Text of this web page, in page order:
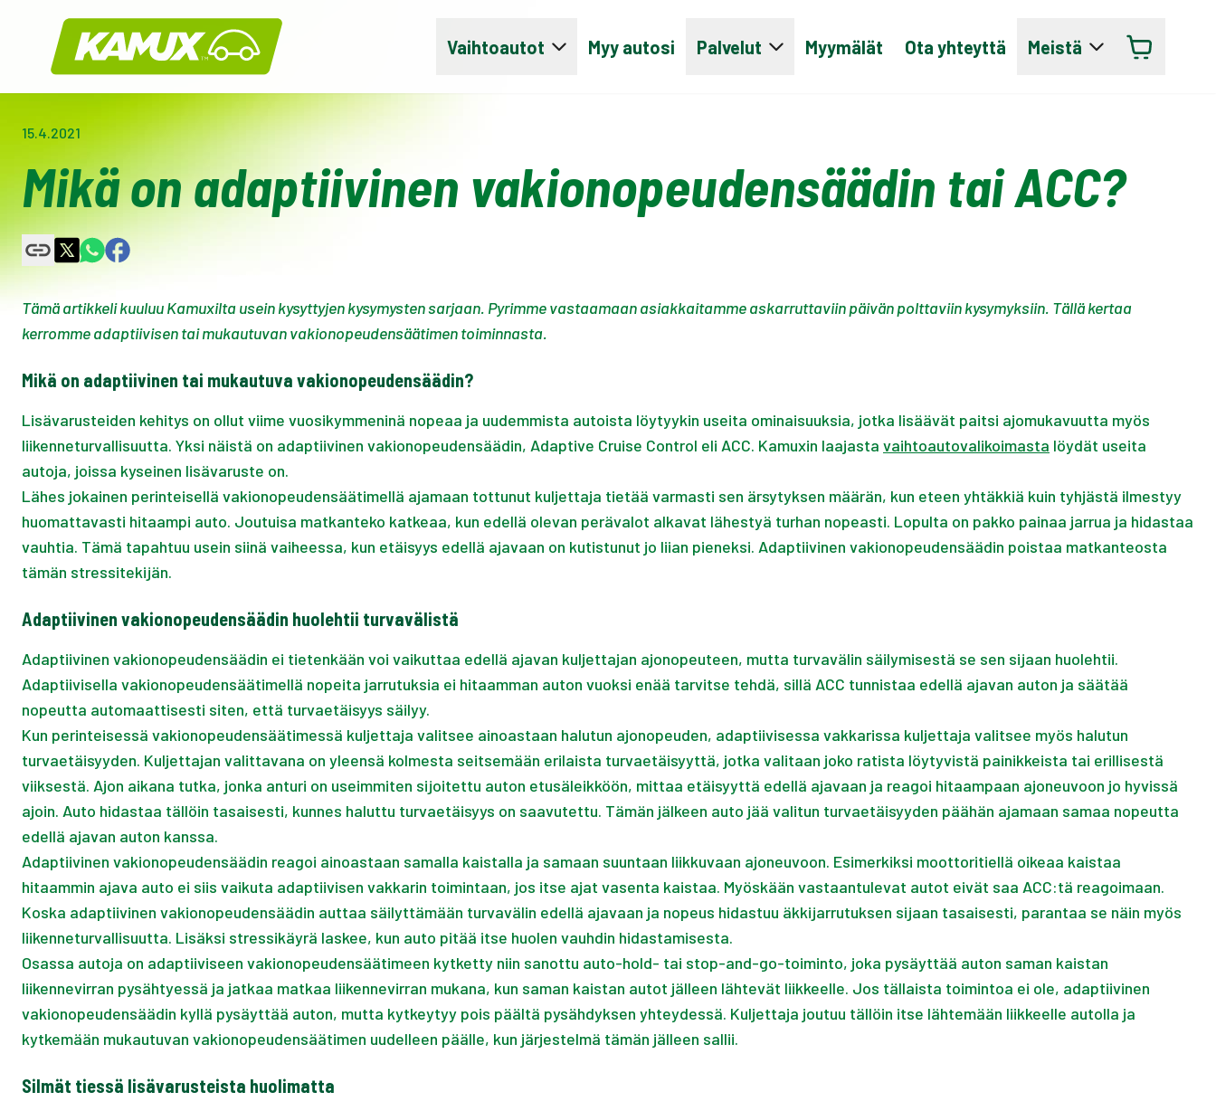
Kamux
Vaihtoautot Myy autosi Palvelut Myymälät Ota yhteyttä Meistä
15.4.2021
Mikä on adaptiivinen vakionopeudensäädin tai ACC?
Tämä artikkeli kuuluu Kamuxilta usein kysyttyjen kysymysten sarjaan. Pyrimme vastaamaan asiakkaitamme askarruttaviin päivän polttaviin kysymyksiin. Tällä kertaa
kerromme adaptiivisen tai mukautuvan vakionopeudensäätimen toiminnasta.
Mikä on adaptiivinen tai mukautuva vakionopeudensäädin?
Lisävarusteiden kehitys on ollut viime vuosikymmeninä nopeaa ja uudemmista autoista löytyykin useita ominaisuuksia, jotka lisäävät paitsi ajomukavuutta myös
liikenneturvallisuutta. Yksi näistä on adaptiivinen vakionopeudensäädin, Adaptive Cruise Control eli ACC. Kamuxin laajasta vaihtoautovalikoimasta löydät useita
autoja, joissa kyseinen lisävaruste on.
Lähes jokainen perinteisellä vakionopeudensäätimellä ajamaan tottunut kuljettaja tietää varmasti sen ärsytyksen määrän, kun eteen yhtäkkiä kuin tyhjästä ilmestyy
huomattavasti hitaampi auto. Joutuisa matkanteko katkeaa, kun edellä olevan perävalot alkavat lähestyä turhan nopeasti. Lopulta on pakko painaa jarrua ja hidastaa
vauhtia. Tämä tapahtuu usein siinä vaiheessa, kun etäisyys edellä ajavaan on kutistunut jo liian pieneksi. Adaptiivinen vakionopeudensäädin poistaa matkanteosta
tämän stressitekijän.
Adaptiivinen vakionopeudensäädin huolehtii turvavälistä
Adaptiivinen vakionopeudensäädin ei tietenkään voi vaikuttaa edellä ajavan kuljettajan ajonopeuteen, mutta turvavälin säilymisestä se sen sijaan huolehtii.
Adaptiivisella vakionopeudensäätimellä nopeita jarrutuksia ei hitaamman auton vuoksi enää tarvitse tehdä, sillä ACC tunnistaa edellä ajavan auton ja säätää
nopeutta automaattisesti siten, että turvaetäisyys säilyy.
Kun perinteisessä vakionopeudensäätimessä kuljettaja valitsee ainoastaan halutun ajonopeuden, adaptiivisessa vakkarissa kuljettaja valitsee myös halutun
turvaetäisyyden. Kuljettajan valittavana on yleensä kolmesta seitsemään erilaista turvaetäisyyttä, jotka valitaan joko ratista löytyvistä painikkeista tai erillisestä
viiksestä. Ajon aikana tutka, jonka anturi on useimmiten sijoitettu auton etusäleikköön, mittaa etäisyyttä edellä ajavaan ja reagoi hitaampaan ajoneuvoon jo hyvissä
ajoin. Auto hidastaa tällöin tasaisesti, kunnes haluttu turvaetäisyys on saavutettu. Tämän jälkeen auto jää valitun turvaetäisyyden päähän ajamaan samaa nopeutta
edellä ajavan auton kanssa.
Adaptiivinen vakionopeudensäädin reagoi ainoastaan samalla kaistalla ja samaan suuntaan liikkuvaan ajoneuvoon. Esimerkiksi moottoritiellä oikeaa kaistaa
hitaammin ajava auto ei siis vaikuta adaptiivisen vakkarin toimintaan, jos itse ajat vasenta kaistaa. Myöskään vastaantulevat autot eivät saa ACC:tä reagoimaan.
Koska adaptiivinen vakionopeudensäädin auttaa säilyttämään turvavälin edellä ajavaan ja nopeus hidastuu äkkijarrutuksen sijaan tasaisesti, parantaa se näin myös
liikenneturvallisuutta. Lisäksi stressikäyrä laskee, kun auto pitää itse huolen vauhdin hidastamisesta.
Osassa autoja on adaptiiviseen vakionopeudensäätimeen kytketty niin sanottu auto-hold- tai stop-and-go-toiminto, joka pysäyttää auton saman kaistan
liikennevirran pysähtyessä ja jatkaa matkaa liikennevirran mukana, kun saman kaistan autot jälleen lähtevät liikkeelle. Jos tällaista toimintoa ei ole, adaptiivinen
vakionopeudensäädin kyllä pysäyttää auton, mutta kytkeytyy pois päältä pysähdyksen yhteydessä. Kuljettaja joutuu tällöin itse lähtemään liikkeelle autolla ja
kytkemään mukautuvan vakionopeudensäätimen uudelleen päälle, kun järjestelmä tämän jälleen sallii.
Silmät tiessä lisävarusteista huolimatta